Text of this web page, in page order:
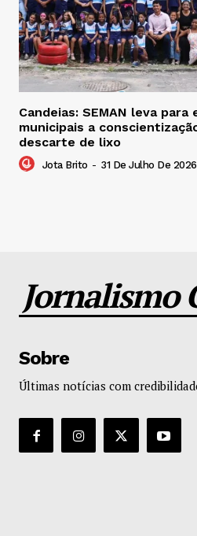
Candeias: SEMAN leva para
municipais a
descarte de lixo
Jota Brito - 31 De Julho De 2026
Jornalismo
Sobre
Últimas notícias com